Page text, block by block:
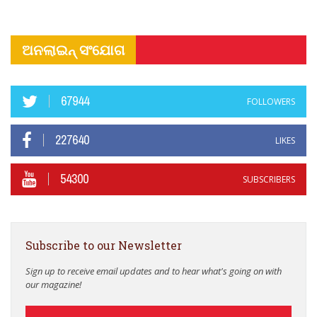
ଅନଲାଇନ୍ ସଂଯୋଗ
67944 FOLLOWERS
227640 LIKES
54300 SUBSCRIBERS
Subscribe to our Newsletter
Sign up to receive email updates and to hear what's going on with
our magazine!